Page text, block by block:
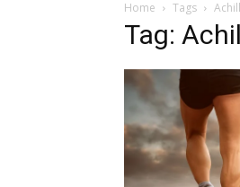
Home Tags
Tag: